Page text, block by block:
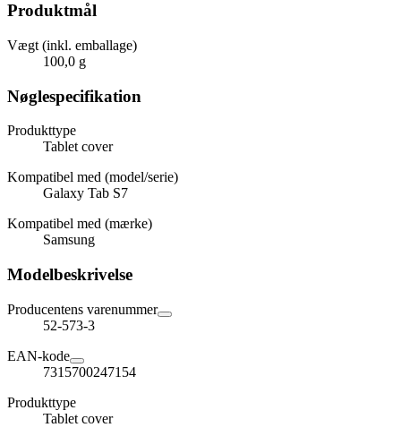
Produktmål
Vægt (inkl. emballage)
100,0 g
Nøglespecifikation
Produkttype
Tablet cover
Kompatibel med (model/serie)
Galaxy Tab S7
Kompatibel med (mærke)
Samsung
Modelbeskrivelse
Producentens varenummer
52-573-3
EAN-kode
7315700247154
Produkttype
Tablet cover